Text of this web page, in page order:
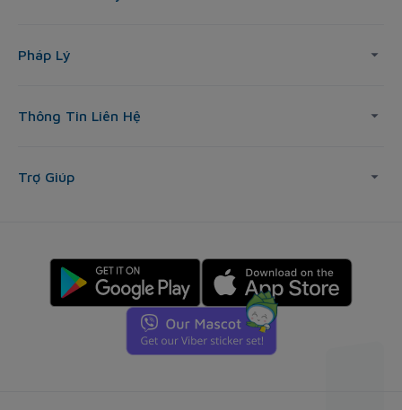
Pháp Lý
Thông Tin Liên Hệ
Trợ Giúp